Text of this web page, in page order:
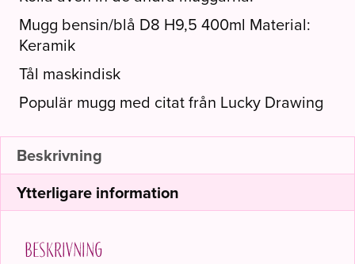
Mugg bensin/blå D8 H9,5 400ml Material:
Keramik
Tål maskindisk
Populär mugg med citat från Lucky Drawing
Beskrivning
Ytterligare information
Beskrivning